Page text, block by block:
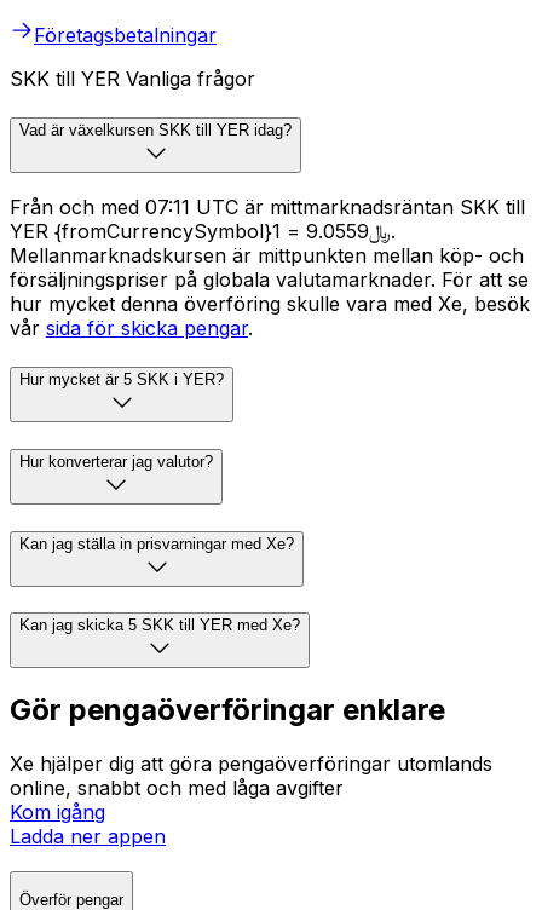
Företagsbetalningar
SKK till YER Vanliga frågor
Vad är växelkursen SKK till YER idag?
Från och med 07:11 UTC är mittmarknadsräntan SKK till
YER {fromCurrencySymbol}1 = ﷼9.0559.
Mellanmarknadskursen är mittpunkten mellan köp- och
försäljningspriser på globala valutamarknader. För att se
hur mycket denna överföring skulle vara med Xe, besök
vår sida för skicka pengar.
Hur mycket är 5 SKK i YER?
Hur konverterar jag valutor?
Kan jag ställa in prisvarningar med Xe?
Kan jag skicka 5 SKK till YER med Xe?
Gör pengaöverföringar enklare
Xe hjälper dig att göra pengaöverföringar utomlands
online, snabbt och med låga avgifter
Kom igång
Ladda ner appen
Överför pengar